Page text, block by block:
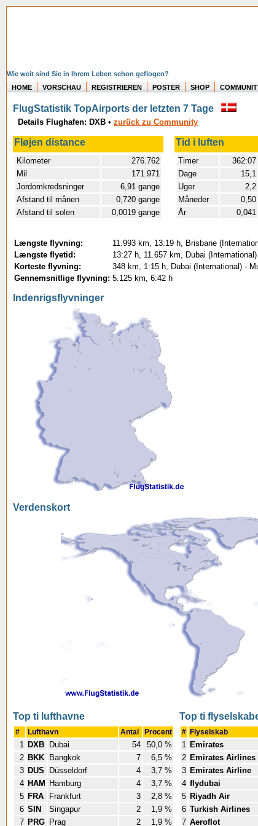
Wie weit sind Sie in Ihrem Leben schon geflogen?
HOME
VORSCHAU REGISTRIEREN POSTER SHOP
FlugStatistik TopAirports der letzten 7 Tage
Details Flughafen: DXB • zurück zu Community
Fløjen distance Tid i luften
Kilometer
276.762
Mil
171.971
Jordomkredsninger
6,91 gange
Afstand til månen
0,720 gange
Afstand til solen
0,0019 gange
Timer
362:07
Dage
15,1
Uger
2,2
Måneder
0,50
År
0,041
Længste flyvning:
11.993 km, 13:19 h, Brisbane
Længste flyetid:
13:27 h, 11.657 km, Dubai
Korteste flyvning:
348 km, 1:15 h, Dubai (International) -
Gennemsnitlige flyvning: 5.125 km, 6:42 h
Indenrigsflyvninger
Verdenskort
Top ti lufthavne
# Lufthavn Antal Procent
1 DXB Dubai 54
50,0 %
2 BKK Bangkok 7
6,5 %
3 DUS Düsseldorf 4
3,7 %
4 HAM Hamburg 4
3,7 %
5 FRA Frankfurt 3
2,8 %
6 SIN Singapur 2
1,9 %
7 PRG Prag 2 1,9 %
Top ti
# Flyselskab
1 Emirates
2 Emirates Airlines
3 Emirates Airline
4 flydubai
5 Riyadh Air
6 Turkish Airlines
7 Aeroflot